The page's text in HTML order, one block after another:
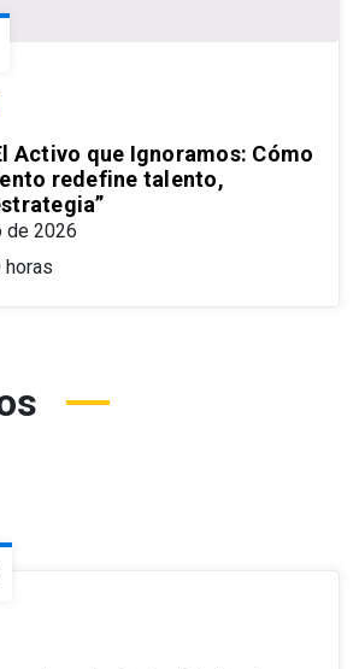
Activo que Ignoramos: Cómo
redefine talento,
de 2026
horas